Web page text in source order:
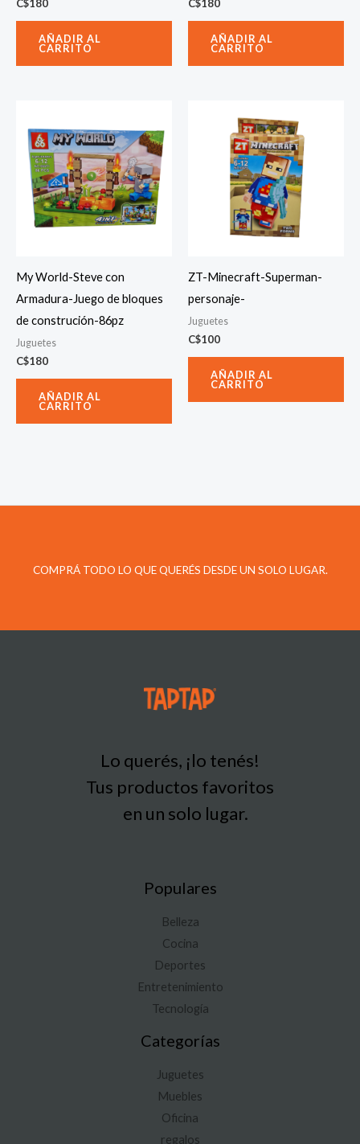
C$180
AÑADIR AL
CARRITO
C$180
AÑADIR AL
CARRITO
My World-Steve con
Armadura-Juego de bloques
de construción-86pz
Juguetes
C$180
AÑADIR AL
CARRITO
ZT-Minecraft-Superman-
personaje-
Juguetes
C$100
AÑADIR AL
CARRITO
COMPRÁ TODO LO QUE QUERÉS DESDE UN SOLO LUGAR.
Lo querés, ¡lo tenés!
Tus productos favoritos
en un solo lugar.
Populares
Belleza
Cocina
Deportes
Entretenimiento
Tecnología
Categorías
Juguetes
Muebles
Oficina
regalos